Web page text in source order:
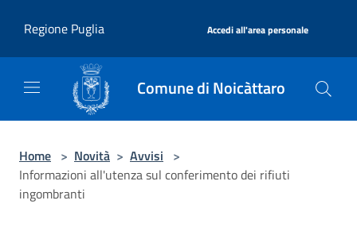
Regione Puglia
Accedi all'area personale
Comune di Noicàttaro
Home > Novità > Avvisi >
Informazioni all'utenza sul conferimento dei rifiuti
ingombranti